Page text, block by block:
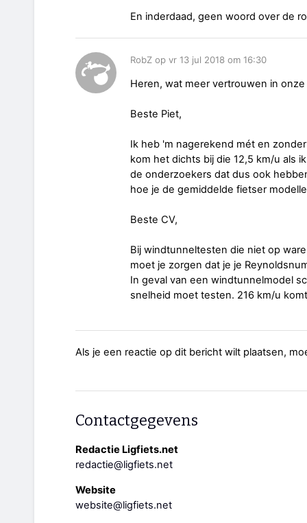
En inderdaad, geen woord over de
RobZ op vr 13 jul 2018 om 16:30
Heren, wat meer vertrouwen in
Beste Piet,
Ik heb 'm nagerekend mét en
kom het dichts bij die 12,5 km/u als
de onderzoekers dat dus ook
hoe je de gemiddelde fietser
Beste CV,
Bij windtunneltesten die niet op
moet je zorgen dat je je
In geval van een windtunnelmodel
snelheid moet testen. 216 km/u
Als je een reactie op dit bericht wilt plaatsen,
Contactgegevens
Redactie Ligfiets.net
redactie@ligfiets.net
Website
website@ligfiets.net